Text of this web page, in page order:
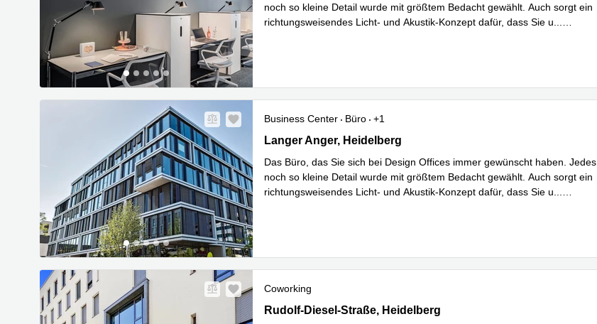
noch so kleine Detail wurde mit größtem Bedacht gewählt. Auch sorgt ein
richtungsweisendes Licht- und Akustik-Konzept dafür, dass Sie u
Business Center Büro
+1
Langer Anger 7-9, Heidelberg
Langer Anger, Heidelberg
Das Büro, das Sie sich bei Design Offices immer gewünscht haben. Jedes
noch so kleine Detail wurde mit größtem Bedacht gewählt. Auch sorgt ein
richtungsweisendes Licht- und Akustik-Konzept dafür, dass Sie u
Coworking
Rudolf-Diesel-Straße 11, Heidelberg
Rudolf-Diesel-Straße, Heidelberg